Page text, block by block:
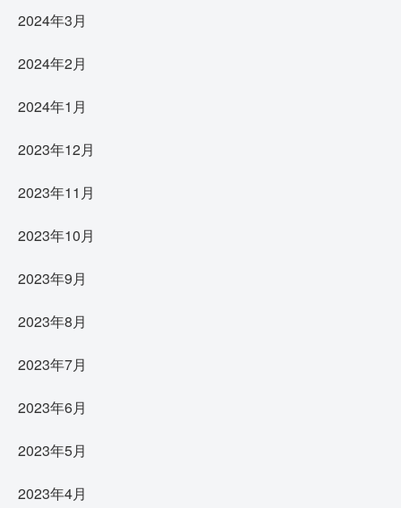
2024年3月
2024年2月
2024年1月
2023年12月
2023年11月
2023年10月
2023年9月
2023年8月
2023年7月
2023年6月
2023年5月
2023年4月